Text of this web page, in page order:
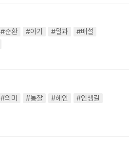
#순환 #아기 #일과
#배설
#의미 #통찰 #혜안
#인생길